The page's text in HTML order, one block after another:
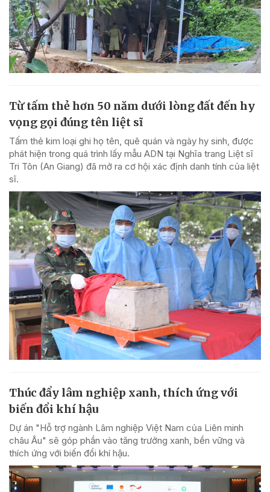
Từ tấm thẻ hơn 50 năm dưới lòng đất đến hy
vọng gọi đúng tên liệt sĩ
Tấm thẻ kim loại ghi họ tên, quê quán và ngày hy sinh, được
phát hiện trong quá trình lấy mẫu ADN tại Nghĩa trang Liệt sĩ
Tri Tôn (An Giang) đã mở ra cơ hội xác định danh tính của liệt
sĩ.
Thúc đẩy lâm nghiệp xanh, thích ứng với
biến đổi khí hậu
Dự án "Hỗ trợ ngành Lâm nghiệp Việt Nam của Liên minh
châu Âu" sẽ góp phần vào tăng trưởng xanh, bền vững và
thích ứng với biến đổi khí hậu.